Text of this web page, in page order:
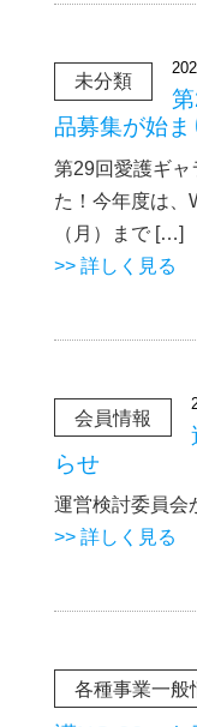
未分類
品募集が始ま
第29回愛護ギャ
た！今年度は、
（月）まで […]
>> 詳しく見る
会員情報
らせ
運営検討委員会
>> 詳しく見る
各種事業一般